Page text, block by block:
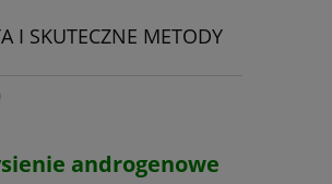
I SKUTECZNE METODY
androgenowe